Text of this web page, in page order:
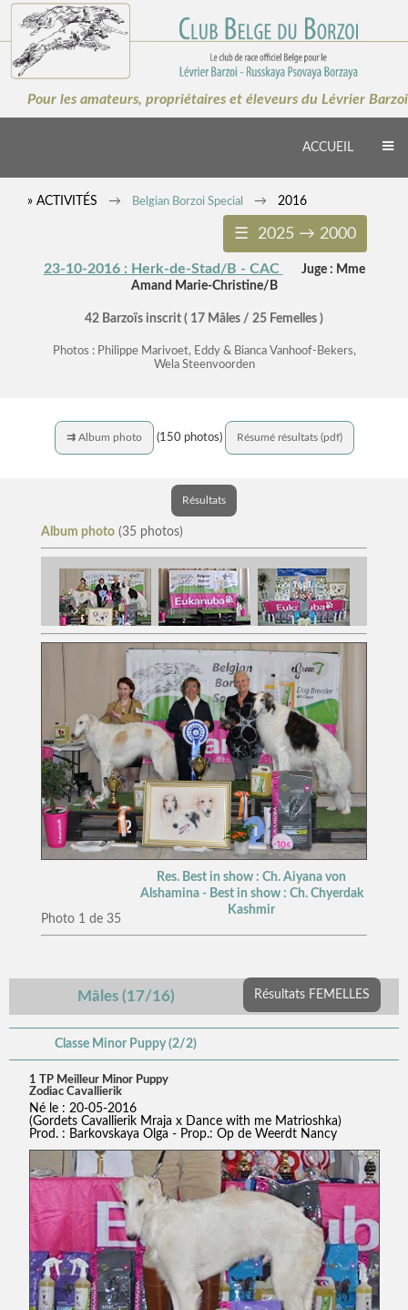
Pour les amateurs, propriétaires et éleveurs du Lévrier Barzoi
ACCUEIL
» ACTIVITÉS Belgian Borzoi Special 2016
☰ 2025 → 2000
23-10-2016 : Herk-de-Stad/B - CAC
Juge : Mme
Amand Marie-Christine/B
42 Barzoïs inscrit ( 17 Mâles / 25 Femelles )
Photos : Philippe Marivoet, Eddy & Bianca Vanhoof-Bekers,
Wela Steenvoorden
⇉Album photo (150 photos) Résumé résultats (pdf)
Résultats
Album photo (35 photos)
Photo 1 de 35
Res. Best in show : Ch. Aiyana von
Alshamina - Best in show : Ch. Chyerdak
Kashmir
Mâles (17/16) Résultats FEMELLES
Classe Minor Puppy (2/2)
1 TP Meilleur Minor Puppy
Zodiac Cavallierik
Né le : 20-05-2016
(Gordets Cavallierik Mraja x Dance with me Matrioshka)
Prod. : Barkovskaya Olga - Prop.: Op de Weerdt Nancy